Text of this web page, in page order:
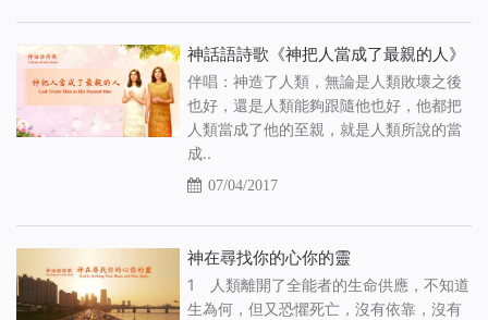
神話語詩歌《神把人當成了最親的人》
伴唱：神造了人類，無論是人類敗壞之後
也好，還是人類能夠跟隨他也好，他都把
人類當成了他的至親，就是人類所說的當
成..
07/04/2017
神在尋找你的心你的靈
1 人類離開了全能者的生命供應，不知道
生為何，但又恐懼死亡，沒有依靠，沒有